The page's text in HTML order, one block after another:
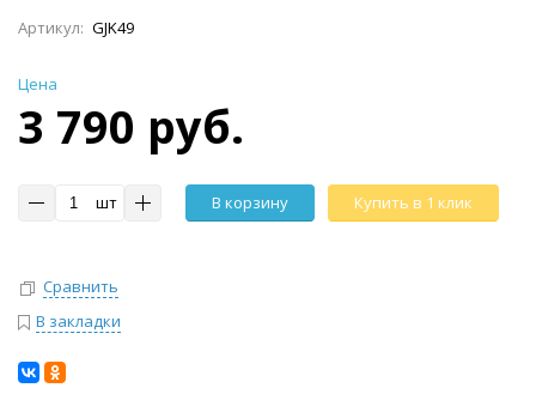
Артикул: GJK49
Цена
3 790 руб.
шт В корзину Купить в 1 клик
Сравнить
В закладки